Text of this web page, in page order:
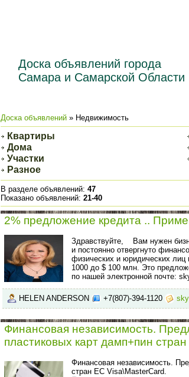
Доска объявлений города
Самара и Самарской Области
Доска объявлений » Недвижимость
Квартиры
Дома
Участки
Разное
В разделе объявлений: 47
Показано объявлений: 21-40
2% предложение кредита ..
Здравствуйте, Вам нужен
и постоянно отвергнуто
физических и юридических лиц
1000 до $ 100 млн. Это
по нашей электронной почте:
HELEN ANDERSON +7(807)-394-1120
Финансовая независимость.
пластиковых карт дамп+пин
Финансовая независимость.
стран ЕС Visa\MasterCard.